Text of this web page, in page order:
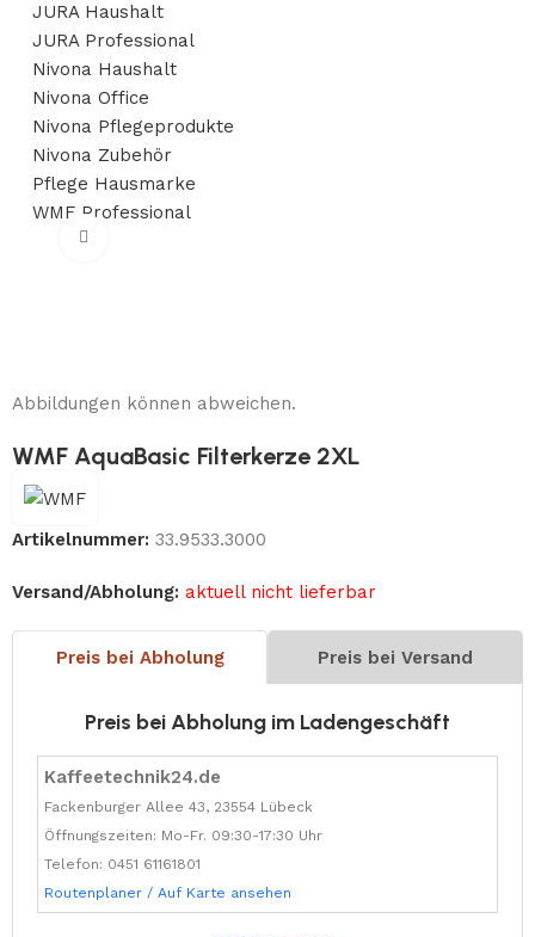
JURA Haushalt
JURA Professional
Nivona Haushalt
Nivona Office
Nivona Pflegeprodukte
Nivona Zubehör
Pflege Hausmarke
WMF Professional
Abbildungen können abweichen.
WMF AquaBasic Filterkerze 2XL
Artikelnummer:33.9533.3000
Versand/Abholung: aktuell nicht lieferbar
Preis bei Abholung Preis bei Versand
Preis bei Abholung im Ladengeschäft
Kaffeetechnik24.de
Fackenburger Allee 43, 23554 Lübeck
Öffnungszeiten: Mo-Fr. 09:30-17:30 Uhr
Telefon: 0451 61161801
Routenplaner / Auf Karte ansehen